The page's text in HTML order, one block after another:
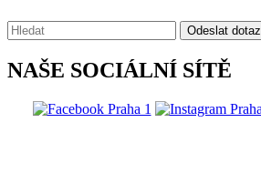
Vyhledávání: Odeslat dotaz
NAŠE SOCIÁLNÍ SÍTĚ